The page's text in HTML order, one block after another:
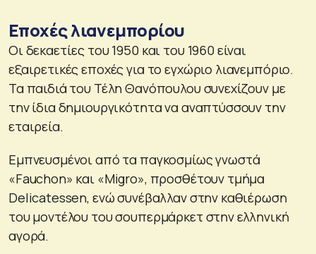
Εποχές λιανεμπορίου
Οι δεκαετίες του 1950 και του 1960 είναι
εξαιρετικές εποχές για το εγχώριο λιανεμπόριο.
Τα παιδιά του Τέλη Θανόπουλου συνεχίζουν με
την ίδια δημιουργικότητα να αναπτύσσουν την
εταιρεία.
Εμπνευσμένοι από τα παγκοσμίως γνωστά
«Fauchon» και «Migro», προσθέτουν τμήμα
Delicatessen, ενώ συνέβαλλαν στην καθιέρωση
του μοντέλου του σουπερμάρκετ στην ελληνική
αγορά.